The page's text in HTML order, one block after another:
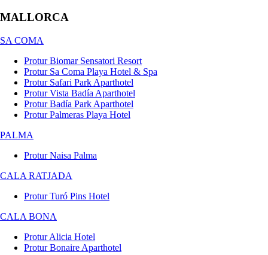
MALLORCA
SA COMA
Protur Biomar Sensatori Resort
Protur Sa Coma Playa Hotel & Spa
Protur Safari Park Aparthotel
Protur Vista Badía Aparthotel
Protur Badía Park Aparthotel
Protur Palmeras Playa Hotel
PALMA
Protur Naisa Palma
CALA RATJADA
Protur Turó Pins Hotel
CALA BONA
Protur Alicia Hotel
Protur Bonaire Aparthotel